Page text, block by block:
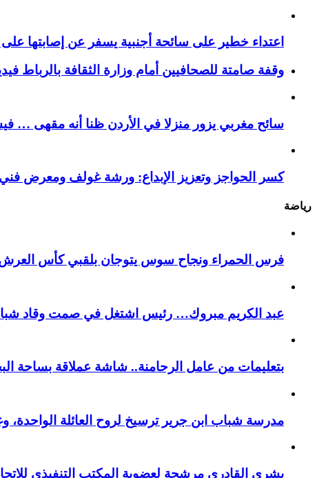
اعتداء خطير على سائحة أجنبية يسفر عن إصابتها
وقفة صامتة للصحافيين أمام وزارة الثقافة بالرباط
سائح مغربي يزور منزلا في الأردن ظنا أنه مقهى …
كسر الحواجز وتعزيز الإبداع: ورشة غولف ومعرض
رياضة
فرس الحمراء ونجاح سوس يتوجان بلقبي كأس
عبد الكريم مبروك… رئيس اشتغل في صمت وقاد شباب
بتعليمات من عامل الرحامنة.. شاشة عملاقة بساحة
​مدرسة شباب ابن جرير ترسيخ لروح العائلة الواحدة،
بشرى القادري مرشحة لعضوية المكتب التنفيذي